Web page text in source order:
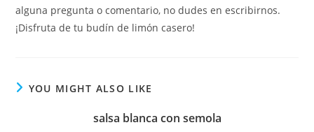
alguna pregunta o comentario, no dudes en escribirnos.
¡Disfruta de tu budín de limón casero!
YOU MIGHT ALSO LIKE
salsa blanca con semola